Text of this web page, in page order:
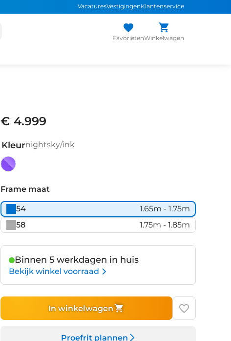
VacaturesVestigingenKlantenservice
FavorietenWinkelwagen
€ 4.999
Kleurnightsky/ink
Frame maat
54
1.65m - 1.75m
58
1.75m - 1.85m
Binnen 5 werkdagen in huis
Bekijk winkel voorraad
In winkelwagen
Proefrit plannen